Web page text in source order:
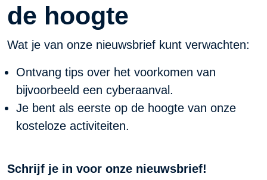
de hoogte
Wat je van onze nieuwsbrief kunt verwachten:
Ontvang tips over het voorkomen van
bijvoorbeeld een cyberaanval.
Je bent als eerste op de hoogte van onze
kosteloze activiteiten.
Schrijf je in voor onze nieuwsbrief!